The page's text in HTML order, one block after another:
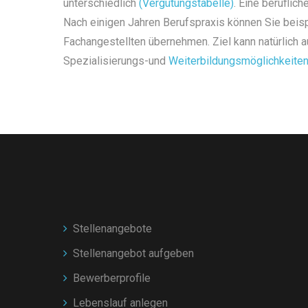
unterschiedlich (Vergütungstabelle) . Eine
Nach einigen Jahren Berufspraxis können Sie
Fachangestellten übernehmen. Ziel kann
Spezialisierungs-und Weiterbildungsmöglichkeiten
Stellenangebote
Stellenangebot aufgeben
Bewerberprofile
Lebenslauf anlegen